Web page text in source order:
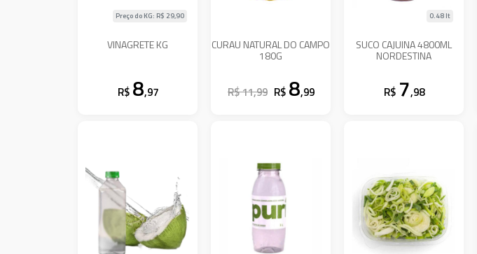
VINAGRETE KG
Preço do KG: R$ 29,90
R$ 8,97
CURAU NATURAL DO CAMPO
180G
R$ 11,99 R$ 8,99
SUCO CAJUINA 4800ML
NORDESTINA
0.48 lt
R$ 7,98